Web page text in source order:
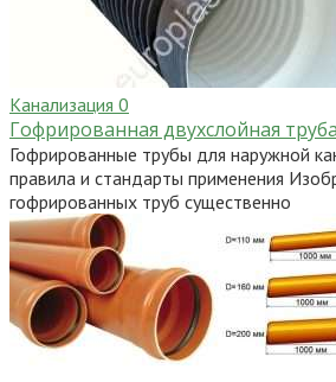
Канализация 0
Гофрированная двухслойная
Гофрированные трубы для наружной
правила и стандарты применения
гофрированных труб существенно